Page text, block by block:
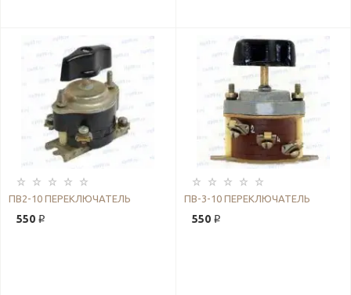
ПВ2-10 ПЕРЕКЛЮЧАТЕЛЬ
550 ₽
ПВ-3-10 ПЕРЕКЛЮЧАТЕЛЬ
550 ₽